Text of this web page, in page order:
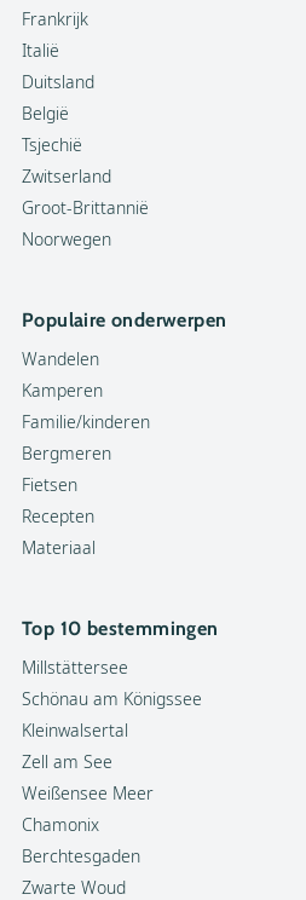
Frankrijk
Italië
Duitsland
België
Tsjechië
Zwitserland
Groot-Brittannië
Noorwegen
Populaire onderwerpen
Wandelen
Kamperen
Familie/kinderen
Bergmeren
Fietsen
Recepten
Materiaal
Top 10 bestemmingen
Millstättersee
Schönau am Königssee
Kleinwalsertal
Zell am See
Weißensee Meer
Chamonix
Berchtesgaden
Zwarte Woud